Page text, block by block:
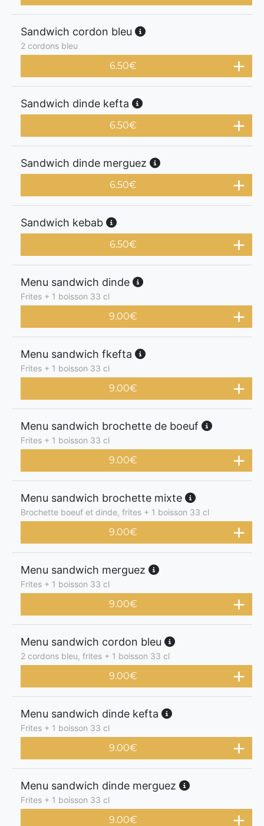
Sandwich cordon bleu
2 cordons bleu
6.50€
Sandwich dinde kefta
6.50€
Sandwich dinde merguez
6.50€
Sandwich kebab
6.50€
Menu sandwich dinde
Frites + 1 boisson 33 cl
9.00€
Menu sandwich fkefta
Frites + 1 boisson 33 cl
9.00€
Menu sandwich brochette de boeuf
Frites + 1 boisson 33 cl
9.00€
Menu sandwich brochette mixte
Brochette boeuf et dinde, frites + 1 boisson 33 cl
9.00€
Menu sandwich merguez
Frites + 1 boisson 33 cl
9.00€
Menu sandwich cordon bleu
2 cordons bleu, frites + 1 boisson 33 cl
9.00€
Menu sandwich dinde kefta
Frites + 1 boisson 33 cl
9.00€
Menu sandwich dinde merguez
Frites + 1 boisson 33 cl
9.00€